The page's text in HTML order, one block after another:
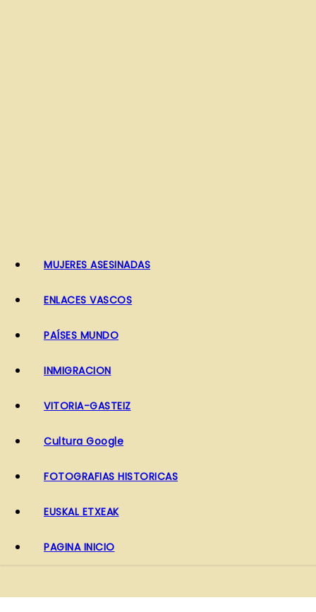
MUJERES ASESINADAS
ENLACES VASCOS
PAÍSES MUNDO
INMIGRACION
VITORIA-GASTEIZ
Cultura Google
FOTOGRAFIAS HISTORICAS
EUSKAL ETXEAK
PAGINA INICIO